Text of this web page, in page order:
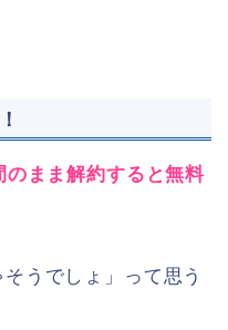
のまま解約すると無料
うでしょ」って思う